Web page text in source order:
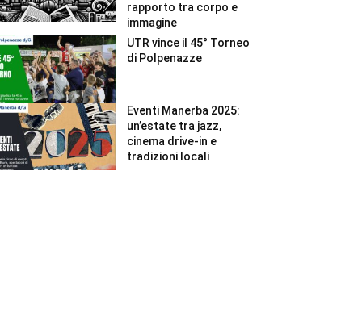
rapporto tra corpo e
immagine
UTR vince il 45° Torneo
di Polpenazze
Eventi Manerba 2025:
un’estate tra jazz,
cinema drive-in e
tradizioni locali